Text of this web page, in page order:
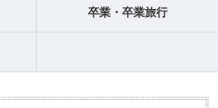
卒業・卒業旅行